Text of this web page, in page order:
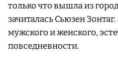
только что вышла из
зачиталась Сьюзен
мужского и женского,
повседневности.